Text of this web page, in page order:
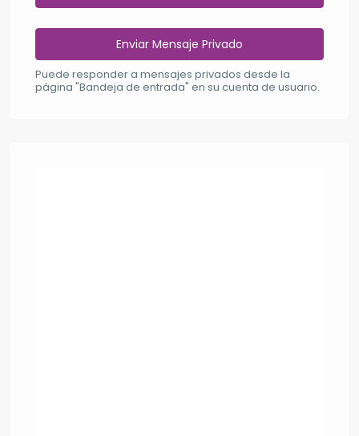
Puede responder a mensajes privados desde la
página "Bandeja de entrada" en su cuenta de usuario.